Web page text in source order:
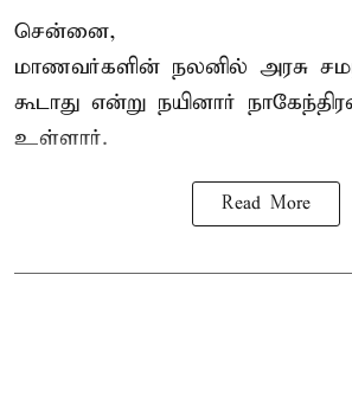
சென்னை,
மாணவர்களின் நலனில் அரசு
கூடாது என்று நயினார்
உள்ளார்.
Read More